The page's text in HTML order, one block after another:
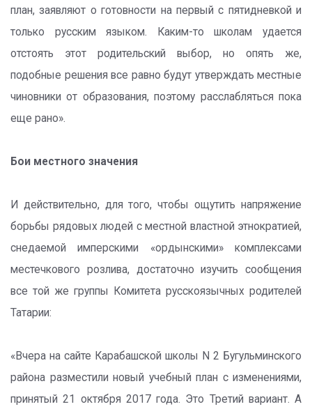
план, заявляют о готовности на первый с пятидневкой и
только русским языком. Каким-то школам удается
отстоять этот родительский выбор, но опять же,
подобные решения все равно будут утверждать местные
чиновники от образования, поэтому расслабляться пока
еще рано».
Бои местного значения
И действительно, для того, чтобы ощутить напряжение
борьбы рядовых людей с местной властной этнократией,
снедаемой имперскими «ордынскими» комплексами
местечкового розлива, достаточно изучить сообщения
все той же группы Комитета русскоязычных родителей
Татарии:
«Вчера на сайте Карабашской школы N 2 Бугульминского
района разместили новый учебный план с изменениями,
принятый 21 октября 2017 года. Это Третий вариант. А